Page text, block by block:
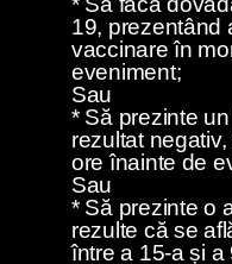
19, prezentând
vaccinare în
eveniment;
Sau
* Să prezinte
rezultat
ore înainte de
Sau
* Să prezinte o
rezulte că se
între a 15-a și a